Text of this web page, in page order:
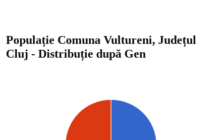
Populație Comuna Vultureni, Județul
Cluj - Distribuție după Gen